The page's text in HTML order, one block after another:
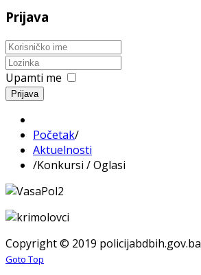
Prijava
Upamti me
Prijava
Početak/
Aktuelnosti
/Konkursi / Oglasi
Copyright © 2019 policijabdbih.gov.ba
Goto Top